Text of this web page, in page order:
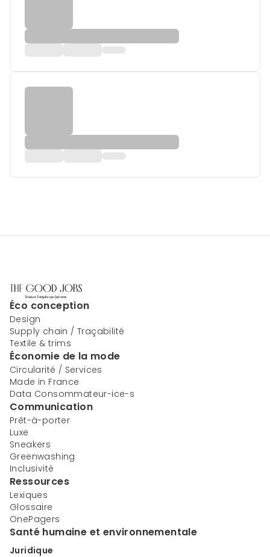
Éco conception
Design
Supply chain / Traçabilité
Textile & trims
Économie de la mode
Circularité / Services
Made in France
Data Consommateur-ice-s
Communication
Prêt-à-porter
Luxe
Sneakers
Greenwashing
Inclusivité
Ressources
Lexiques
Glossaire
OnePagers
Santé humaine et environnementale
Juridique